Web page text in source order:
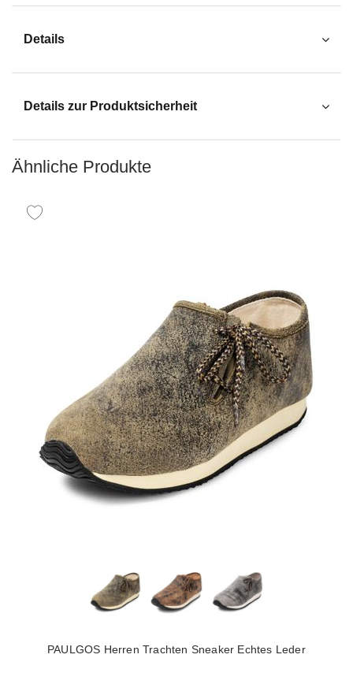
Details
Details zur Produktsicherheit
Ähnliche Produkte
PAULGOS Herren Trachten Sneaker Echtes Leder